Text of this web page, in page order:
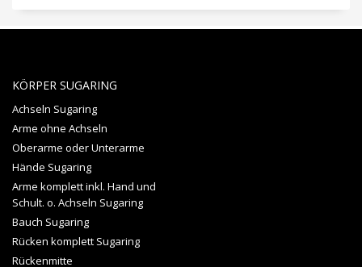
KÖRPER SUGARING
Achseln Sugaring
Arme ohne Achseln
Oberarme oder Unterarme
Hände Sugaring
Arme komplett inkl. Hand und
Schult. o. Achseln Sugaring
Bauch Sugaring
Rücken komplett Sugaring
Rückenmitte